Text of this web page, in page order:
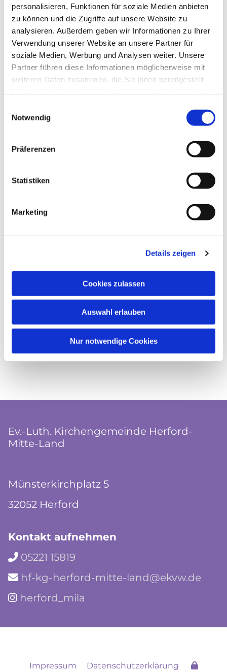
personalisieren, Funktionen für soziale Medien anbieten
zu können und die Zugriffe auf unsere Website zu
analysieren. Außerdem geben wir Informationen zu Ihrer
Verwendung unserer Website an unsere Partner für
soziale Medien, Werbung und Analysen weiter. Unsere
Partner führen diese Informationen möglicherweise mit
weiteren Daten zusammen, die Sie ihnen bereitgestellt
Notwendig
Präferenzen
Statistiken
Marketing
Details zeigen
Cookies zulassen
Auswahl erlauben
Nur notwendige Cookies
Dies könnte Sie auch
Ev.-Luth. Kirchengemeinde Herford-
Mitte-Land
Münsterkirchplatz 5
32052 Herford
Kontakt aufnehmen
 05221 15819
 hf-kg-herford-mitte-land@ekvw.de
 herford_mila
Impressum Datenschutzerklärung